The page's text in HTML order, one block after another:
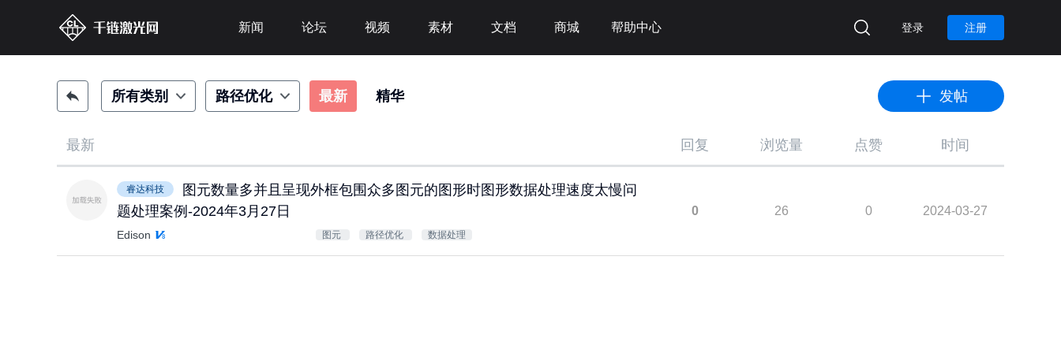
新闻 论坛 视频 素材 文档 商城 帮助中心 登录 注册
所有类别 路径优化 最新 精华 发帖
最新 回复 浏览量 点赞 时间
睿达科技
图元数量多并且呈现外框包围众多图元的图形时图形数据处理速度太慢问
题处理案例-2024年3月27日
Edison 图元 路径优化 数据处理
0 26 0 2024-03-27